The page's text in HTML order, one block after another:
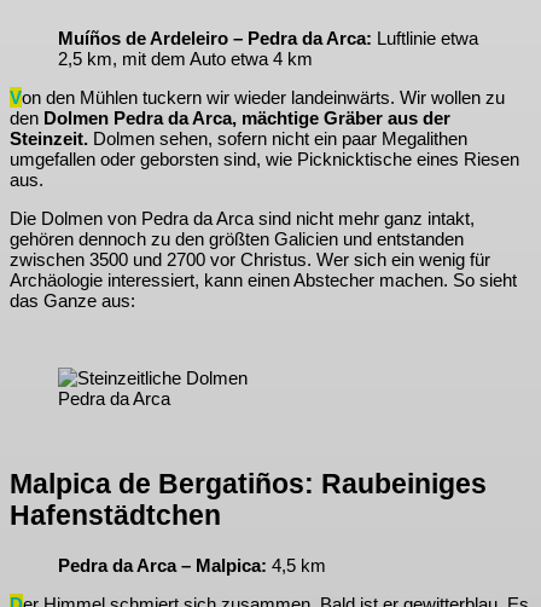
Muíños de Ardeleiro – Pedra da Arca: Luftlinie etwa
2,5 km, mit dem Auto etwa 4 km
Von den Mühlen tuckern wir wieder landeinwärts. Wir wollen zu
den Dolmen Pedra da Arca, mächtige Gräber aus der
Steinzeit. Dolmen sehen, sofern nicht ein paar Megalithen
umgefallen oder geborsten sind, wie Picknicktische eines Riesen
aus.
Die Dolmen von Pedra da Arca sind nicht mehr ganz intakt,
gehören dennoch zu den größten Galicien und entstanden
zwischen 3500 und 2700 vor Christus. Wer sich ein wenig für
Archäologie interessiert, kann einen Abstecher machen. So sieht
das Ganze aus:
Pedra da Arca
Malpica de Bergatiños: Raubeiniges
Hafenstädtchen
Pedra da Arca – Malpica: 4,5 km